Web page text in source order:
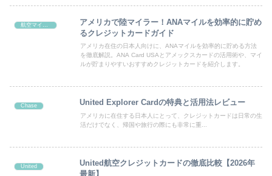
アメリカで陸マイラー！ANAマイルを効率的に貯め
るクレジットカードガイド
アメリカ在住の日本人向けに、ANAマイルを効率的に貯める方法
を徹底解説。ANA Card USAとアメックスカードの活用術や、マイ
ルが貯まりやすいおすすめクレジットカードを紹介します。
Chase United Explorer Cardの特典と活用法レビュー
アメリカに在住する日本人にとって、クレジットカードは日常の生
活だけでなく、帰国や旅行の際にも非常に重...
United
United航空クレジットカードの徹底比較【2026年
最新】